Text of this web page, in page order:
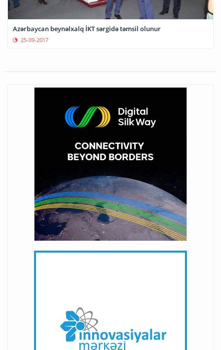
Azərbaycan beynəlxalq İKT sərgidə təmsil olunur
25-09-2017